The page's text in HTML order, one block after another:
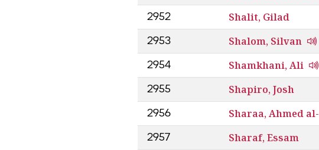
2952 Shalit, Gilad
2953 Shalom, Silvan
2954 Shamkhani, Ali
2955 Shapiro, Josh
2956 Sharaa, Ahmed al-
2957 Sharaf, Essam